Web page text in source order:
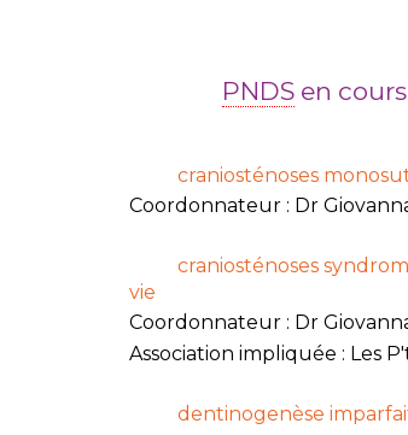
PNDS en
craniosténoses
Coordonnateur : Dr
craniosténoses
vie
Coordonnateur : Dr
Association impliquée : Les
dentinogenèse